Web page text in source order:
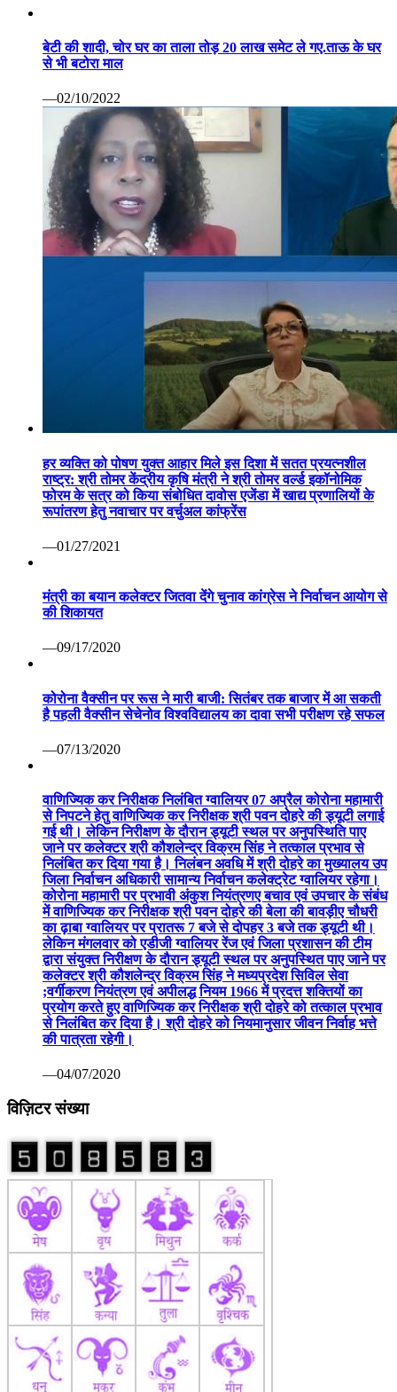
बेटी की शादी, चोर घर का ताला तोड़ 20 लाख समेट ले गए.ताऊ के घर
से भी बटोरा माल
—02/10/2022
हर व्यक्ति को पोषण युक्त आहार मिले इस दिशा में सतत प्रयत्नशील
राष्ट्र: श्री तोमर केंद्रीय कृषि मंत्री ने श्री तोमर वर्ल्ड इकॉनोमिक
फोरम के सत्र को किया संबोधित दावोस एजेंडा में खाद्य प्रणालियों के
रूपांतरण हेतु नवाचार पर वर्चुअल कांफ्रेंस
—01/27/2021
मंत्री का बयान कलेक्टर जितवा देंगे चुनाव कांग्रेस ने निर्वाचन आयोग से
की शिकायत
—09/17/2020
कोरोना वैक्सीन पर रूस ने मारी बाजी: सितंबर तक बाजार में आ सकती
है पहली वैक्सीन सेचेनोव विश्वविद्यालय का दावा सभी परीक्षण रहे सफल
—07/13/2020
वाणिज्यिक कर निरीक्षक निलंबित ग्वालियर 07 अप्रैल कोरोना महामारी
से निपटने हेतु वाणिज्यिक कर निरीक्षक श्री पवन दोहरे की ड्यूटी लगाई
गई थी। लेकिन निरीक्षण के दौरान ड्यूटी स्थल पर अनुपस्थिति पाए
जाने पर कलेक्टर श्री कौशलेन्द्र विक्रम सिंह ने तत्काल प्रभाव से
निलंबित कर दिया गया है। निलंबन अवधि में श्री दोहरे का मुख्यालय उप
जिला निर्वाचन अधिकारी सामान्य निर्वाचन कलेक्ट्रेट ग्वालियर रहेगा।
कोरोना महामारी पर प्रभावी अंकुश नियंत्रणए बचाव एवं उपचार के संबंध
में वाणिज्यिक कर निरीक्षक श्री पवन दोहरे की बेला की बावड़ीए चौधरी
का ढ़ाबा ग्वालियर पर प्रातरू 7 बजे से दोपहर 3 बजे तक ड्यूटी थी।
लेकिन मंगलवार को एडीजी ग्वालियर रेंज एवं जिला प्रशासन की टीम
द्वारा संयुक्त निरीक्षण के दौरान ड्यूटी स्थल पर अनुपस्थित पाए जाने पर
कलेक्टर श्री कौशलेन्द्र विक्रम सिंह ने मध्यप्रदेश सिविल सेवा
;वर्गीकरण नियंत्रण एवं अपीलद्ध नियम 1966 में प्रदत्त शक्तियों का
प्रयोग करते हुए वाणिज्यिक कर निरीक्षक श्री दोहरे को तत्काल प्रभाव
से निलंबित कर दिया है। श्री दोहरे को नियमानुसार जीवन निर्वाह भत्ते
की पात्रता रहेगी।
—04/07/2020
विज़िटर संख्या